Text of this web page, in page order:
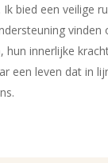
bied een veilige
vinden
hun innerlijke
een leven dat in